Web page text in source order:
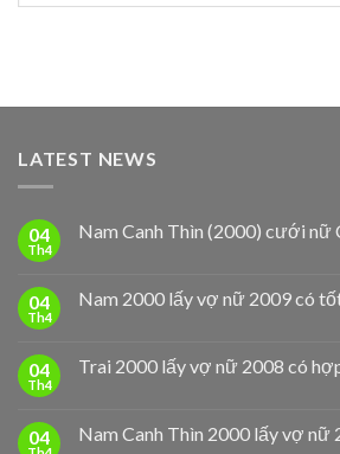
LATEST NEWS
04
Th4
Nam Canh Thìn (2000) cưới nữ
04
Th4
Nam 2000 lấy vợ nữ 2009 có
04
Th4
Trai 2000 lấy vợ nữ 2008 có
04 Nam Canh Thìn 2000 lấy vợ